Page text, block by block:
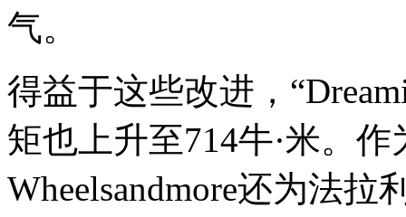
气。
得益于这些改进，
矩也上升至714牛·米。
Wheelsandmore还为法